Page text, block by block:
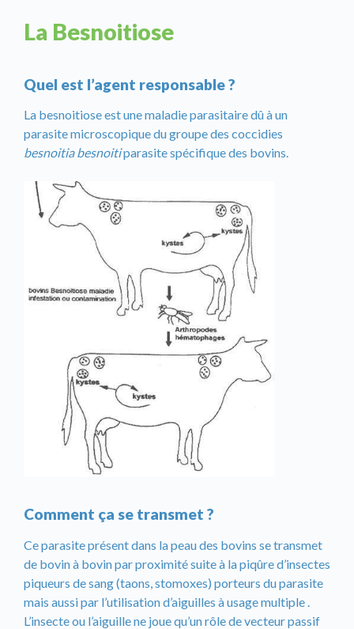
La Besnoitiose
Quel est l’agent responsable ?
La besnoitiose est une maladie parasitaire dû à un
parasite microscopique du groupe des coccidies
besnoitia besnoitiparasite spécifique des bovins.
Comment ça se transmet ?
Ce parasite présent dans la peau des bovins se transmet
de bovin à bovin par proximité suite à la piqûre d’insectes
piqueurs de sang (taons, stomoxes) porteurs du parasite
mais aussi par l’utilisation d’aiguilles à usage multiple .
L’insecte ou l’aiguille ne joue qu’un rôle de vecteur passif